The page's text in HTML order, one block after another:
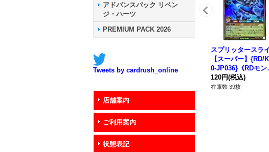
アドバンスパック リベン
ジ・ハーツ
PREMIUM PACK 2026
Tweets by cardrush_online
店舗案内
ご利用案内
状態表記
スプリッタースラ
【スーパー】{RD/
0-JP036}《RDモン
ター》
120円(税込)
在庫数 39枚